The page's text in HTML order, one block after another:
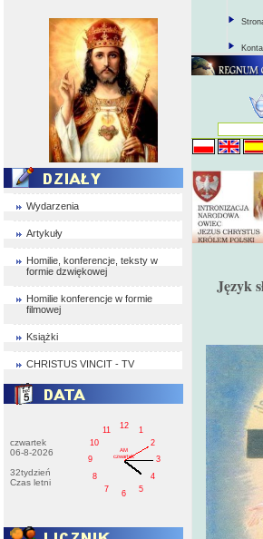
Wydarzenia
Artykuły
Homilie, konferencje, teksty w
formie dzwiękowej
Homilie konferencje w formie
filmowej
Książki
CHRISTUS VINCIT - TV
czwartek
06-8-2026
32tydzień
Czas letni
1
2
3
4
5
6
7
8
9
10
11
12
AM
czwartek
Język